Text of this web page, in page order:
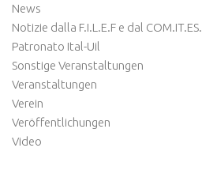
News
Notizie dalla F.I.L.E.F e dal COM.IT.ES.
Patronato Ital-Uil
Sonstige Veranstaltungen
Veranstaltungen
Verein
Veröffentlichungen
Video